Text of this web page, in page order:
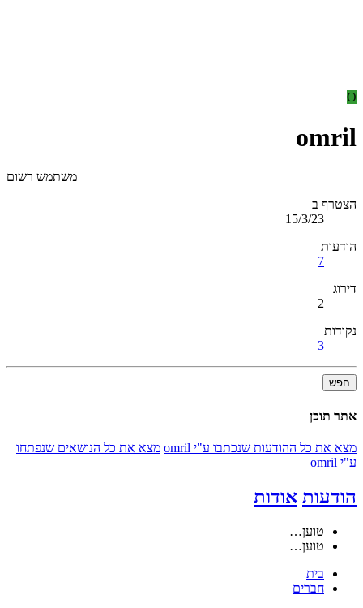
O
omril
משתמש רשום
הצטרף ב
15/3/23
הודעות
7
דירוג
2
נקודות
3
חפש
אתר תוכן
מצא את כל ההודעות שנכתבו ע"י omril
מצא את כל הנושאים שנפתחו
ע"י omril
הודעות אודות
טוען…
טוען…
בית
חברים